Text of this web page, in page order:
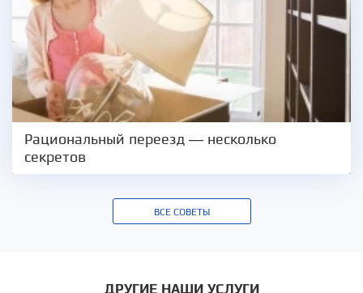
Рациональный переезд — несколько
секретов
ВСЕ СОВЕТЫ
ДРУГИЕ НАШИ УСЛУГИ